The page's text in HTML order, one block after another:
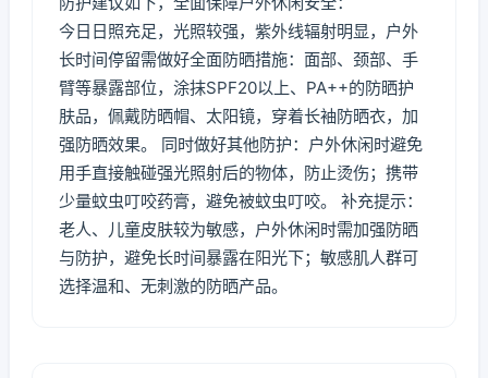
今日日照充足，光照较强，紫外线辐射明显，户外
长时间停留需做好全面防晒措施：面部、颈部、手
臂等暴露部位，涂抹SPF20以上、PA++的防晒护
肤品，佩戴防晒帽、太阳镜，穿着长袖防晒衣，加
强防晒效果。 同时做好其他防护：户外休闲时避免
用手直接触碰强光照射后的物体，防止烫伤；携带
少量蚊虫叮咬药膏，避免被蚊虫叮咬。 补充提示：
老人、儿童皮肤较为敏感，户外休闲时需加强防晒
与防护，避免长时间暴露在阳光下；敏感肌人群可
选择温和、无刺激的防晒产品。